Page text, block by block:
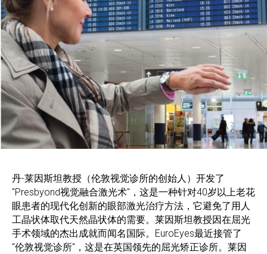
丹-莱因斯坦教授（伦敦视觉诊所的创始人）开发了
"Presbyond视觉融合激光术"，这是一种针对40岁以上老花
眼患者的现代化创新的眼部激光治疗方法，它避免了用人
工晶状体取代天然晶状体的需要。莱因斯坦教授因在屈光
手术领域的杰出成就而闻名国际。EuroEyes最近接管了
"伦敦视觉诊所"，这是在英国领先的屈光矫正诊所。莱因